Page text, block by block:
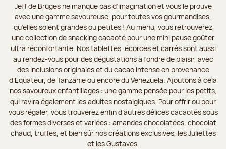
Jeff de Bruges ne manque pas d’imagination et vous le prouve
avec une gamme savoureuse, pour toutes vos gourmandises,
qu’elles soient grandes ou petites ! Au menu, vous retrouverez
une collection de snacking cacaoté pour une mini pause goûter
ultra réconfortante. Nos tablettes, écorces et carrés sont aussi
au rendez-vous pour des dégustations à fondre de plaisir, avec
des inclusions originales et du cacao intense en provenance
d’Équateur, de Tanzanie ou encore du Venezuela. Ajoutons à cela
nos savoureux enfantillages : une gamme pensée pour les petits,
qui ravira également les adultes nostalgiques. Pour offrir ou pour
vous régaler, vous trouverez enfin d’autres délices cacaotés sous
des formes diverses et variées : amandes chocolatées, chocolat
chaud, truffes, et bien sûr nos créations exclusives, les Juliettes
et les Gustaves.